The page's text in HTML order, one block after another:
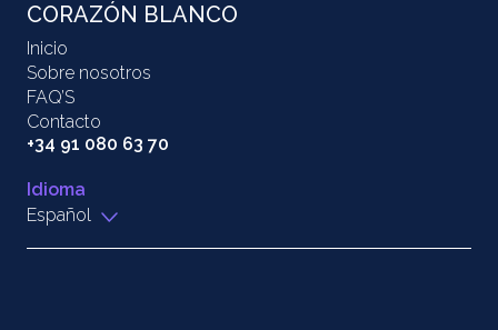
CORAZÓN BLANCO
Inicio
Sobre nosotros
FAQ’S
Contacto
+34 91 080 63 70
Idioma
Español